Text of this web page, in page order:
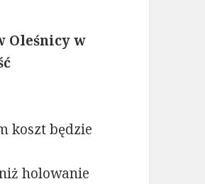
Oleśnicy w
koszt będzie
holowanie